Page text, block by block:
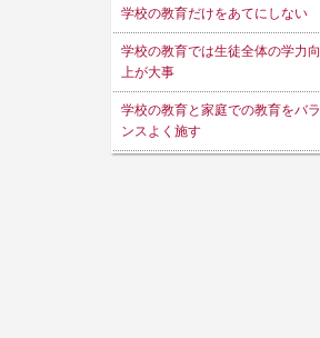
学校の教育だけをあてにしない
学校の教育では生徒全体の学力向
上が大事
学校の教育と家庭での教育をバラ
ンスよく施す